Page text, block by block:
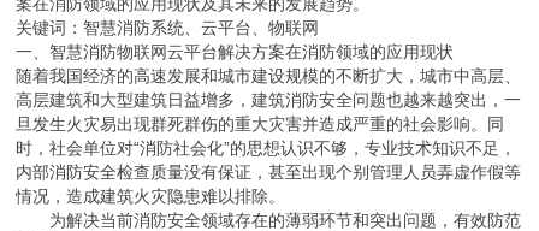
关键词：智慧消防系统、云平台、物联网
一、智慧消防物联网云平台解决方案在消防领域的应用现状
随着我国经济的高速发展和城市建设规模的不断扩大，城市中高层、
高层建筑和大型建筑日益增多，建筑消防安全问题也越来越突出，一
旦发生火灾易出现群死群伤的重大灾害并造成严重的社会影响。同
时，社会单位对“消防社会化”的思想认识不够，专业技术知识不足，
内部消防安全检查质量没有保证，甚至出现个别管理人员弄虚作假等
情况，造成建筑火灾隐患难以排除。
为解决当前消防安全领域存在的薄弱环节和突出问题，有效防范